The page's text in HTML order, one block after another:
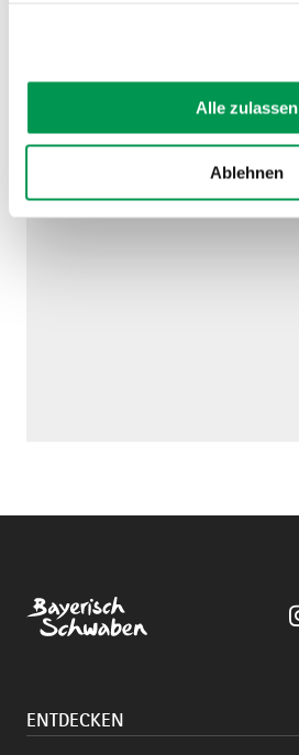
Alle zulassen
Ablehnen
ENTDECKEN